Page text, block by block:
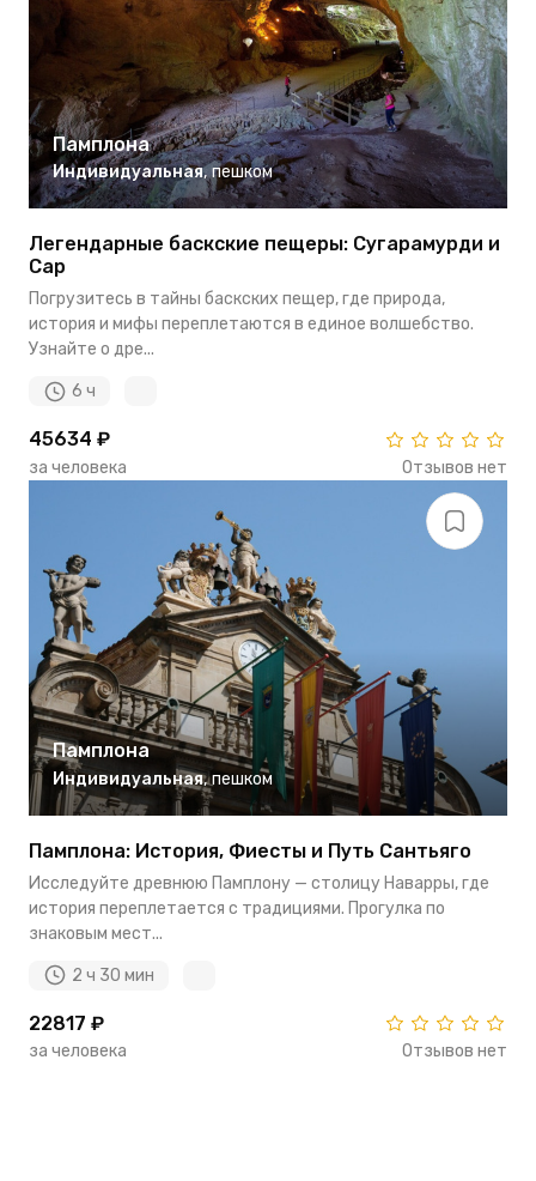
Памплона
Индивидуальная, пешком
Легендарные баскские пещеры: Сугарамурди и
Сар
Погрузитесь в тайны баскских пещер, где природа,
история и мифы переплетаются в единое волшебство.
Узнайте о дре...
6 ч
45634 ₽
за человека Отзывов нет
Памплона
Индивидуальная, пешком
Памплона: История, Фиесты и Путь Сантьяго
Исследуйте древнюю Памплону — столицу Наварры, где
история переплетается с традициями. Прогулка по
знаковым мест...
2 ч 30 мин
22817 ₽
за человека Отзывов нет